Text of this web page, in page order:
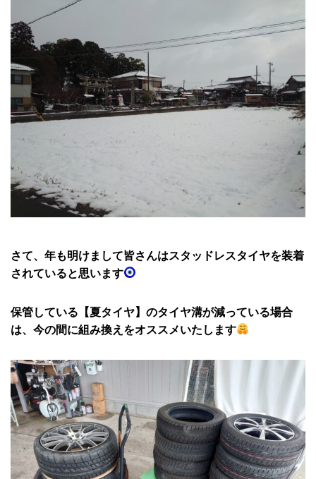
さて、年も明けまして皆さんはスタッドレスタイヤを装着
されていると思います
保管している【夏タイヤ】のタイヤ溝が減っている場合
は、今の間に組み換えをオススメいたします